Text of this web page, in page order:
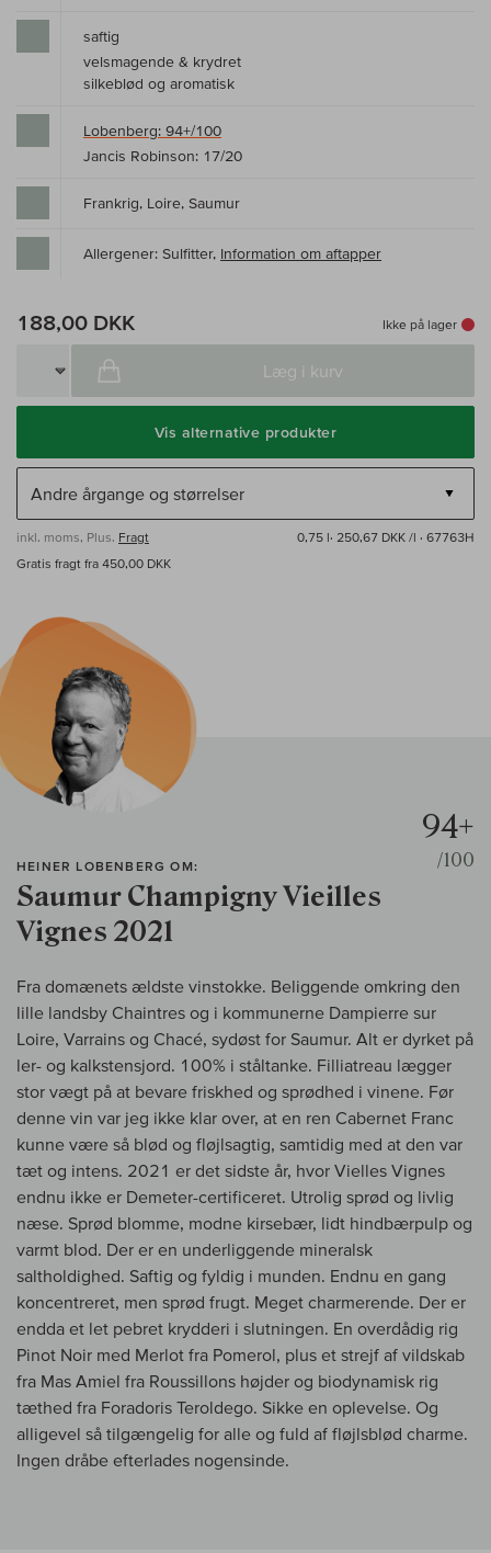
saftig
velsmagende & krydret
silkeblød og aromatisk
Lobenberg: 94+/100
Jancis Robinson: 17/20
Frankrig, Loire, Saumur
Allergener: Sulfitter, Information om aftapper
188,00 DKK Ikke på lager
Læg i kurv
Vis alternative produkter
inkl. moms, Plus. Fragt 0,75 l· 250,67 DKK /l · 67763H
Gratis fragt fra 450,00 DKK
HEINER LOBENBERG OM:
Saumur Champigny Vieilles
Vignes 2021
94+
/100
Fra domænets ældste vinstokke. Beliggende omkring den
lille landsby Chaintres og i kommunerne Dampierre sur
Loire, Varrains og Chacé, sydøst for Saumur. Alt er dyrket på
ler- og kalkstensjord. 100% i ståltanke. Filliatreau lægger
stor vægt på at bevare friskhed og sprødhed i vinene. Før
denne vin var jeg ikke klar over, at en ren Cabernet Franc
kunne være så blød og fløjlsagtig, samtidig med at den var
tæt og intens. 2021 er det sidste år, hvor Vielles Vignes
endnu ikke er Demeter-certificeret. Utrolig sprød og livlig
næse. Sprød blomme, modne kirsebær, lidt hindbærpulp og
varmt blod. Der er en underliggende mineralsk
saltholdighed. Saftig og fyldig i munden. Endnu en gang
koncentreret, men sprød frugt. Meget charmerende. Der er
endda et let pebret krydderi i slutningen. En overdådig rig
Pinot Noir med Merlot fra Pomerol, plus et strejf af vildskab
fra Mas Amiel fra Roussillons højder og biodynamisk rig
tæthed fra Foradoris Teroldego. Sikke en oplevelse. Og
alligevel så tilgængelig for alle og fuld af fløjlsblød charme.
Ingen dråbe efterlades nogensinde.